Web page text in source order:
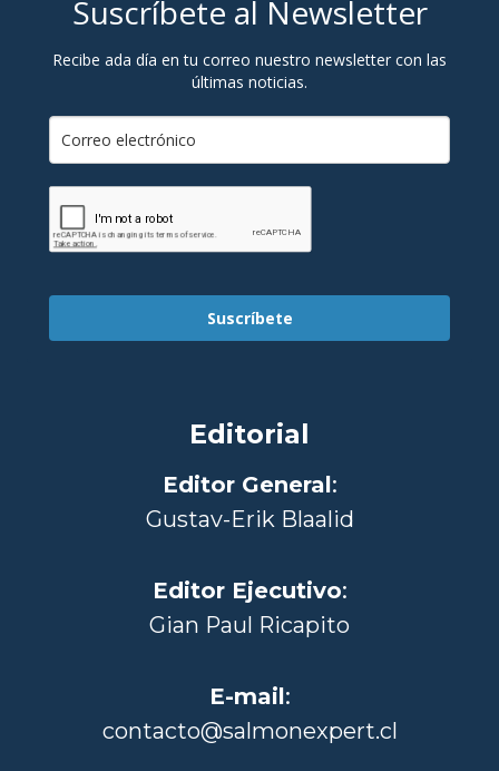
Suscríbete al Newsletter
Recibe ada día en tu correo nuestro newsletter con las
últimas noticias.
Suscríbete
Editorial
Editor General:
Gustav-Erik Blaalid
Editor Ejecutivo:
Gian Paul Ricapito
E-mail:
contacto@salmonexpert.cl